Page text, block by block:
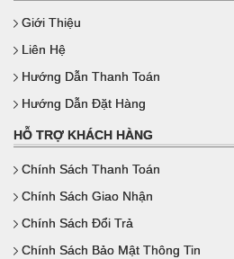
Giới Thiệu
Liên Hệ
Hướng Dẫn Thanh Toán
Hướng Dẫn Đặt Hàng
HỖ TRỢ KHÁCH HÀNG
Chính Sách Thanh Toán
Chính Sách Giao Nhận
Chính Sách Đổi Trả
Chính Sách Bảo Mật Thông Tin